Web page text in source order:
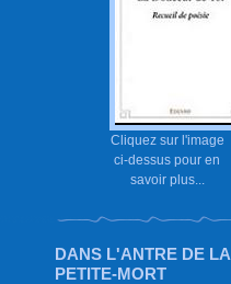
Cliquez sur l'image
ci-dessus pour en
savoir plus...
DANS L'ANTRE DE LA
PETITE-MORT